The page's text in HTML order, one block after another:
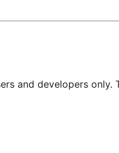
and developers only.